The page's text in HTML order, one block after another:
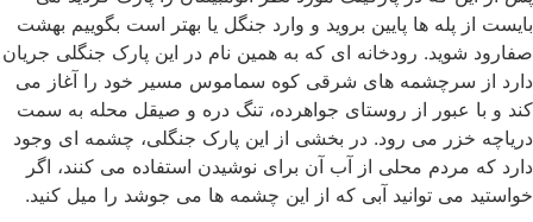
بایست از پله ها پایین بروید و وارد جنگل یا بهتر است بگوییم بهشت
صفارود شوید. رودخانه ای که به همین نام در این پارک جنگلی جریان
دارد از سرچشمه های شرقی کوه سماموس مسیر خود را آغاز می
کند و با عبور از روستای جواهرده، تنگ دره و صیقل محله به سمت
دریاچه خزر می رود. در بخشی از این پارک جنگلی، چشمه ای وجود
دارد که مردم محلی از آب آن برای نوشیدن استفاده می کنند، اگر
خواستید می توانید آبی که از این چشمه ها می جوشد را میل کنید.